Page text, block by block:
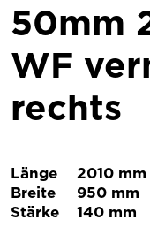
50mm
WF
rechts
Länge
2010 mm
Breite
950 mm
Stärke
140 mm